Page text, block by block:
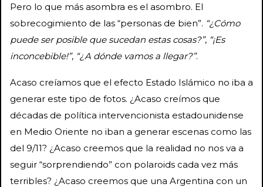
Pero lo que más asombra es el asombro. El
sobrecogimiento de las “personas de bien”. “¿Cómo
puede ser posible que sucedan estas cosas?”, “¡Es
inconcebible!”, “¿A dónde vamos a llegar?”.
Acaso creíamos que el efecto Estado Islámico no iba a
generar este tipo de fotos. ¿Acaso creímos que
décadas de política intervencionista estadounidense
en Medio Oriente no iban a generar escenas como las
del 9/11? ¿Acaso creemos que la realidad no nos va a
seguir “sorprendiendo” con polaroids cada vez más
terribles? ¿Acaso creemos que una Argentina con un